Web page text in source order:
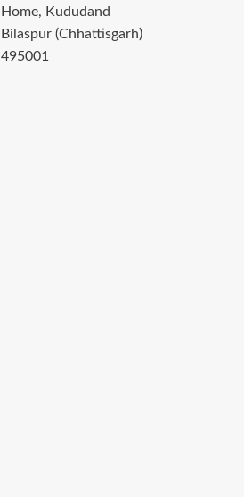
Home, Kududand
Bilaspur (Chhattisgarh)
495001